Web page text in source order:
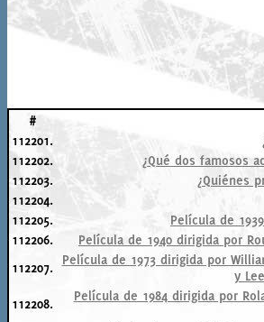
#
112201.
112202.
¿Qué dos famosos
112203.
¿Quiénes
112204.
112205.
Película de
112206.
Película de 1940 dirigida por
112207.
Película de 1973 dirigida por
y
112208.
Película de 1984 dirigida por